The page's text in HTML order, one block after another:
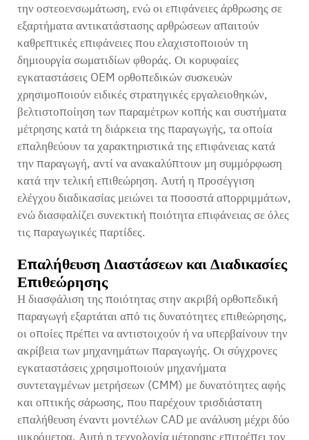
την οστεοενσωμάτωση, ενώ οι επιφάνειες άρθρωσης σε
εξαρτήματα αντικατάστασης αρθρώσεων απαιτούν
καθρεπτικές επιφάνειες που ελαχιστοποιούν τη
δημιουργία σωματιδίων φθοράς. Οι κορυφαίες
εγκαταστάσεις OEM ορθοπεδικών συσκευών
χρησιμοποιούν ειδικές στρατηγικές εργαλειοθηκών,
βελτιστοποίηση των παραμέτρων κοπής και συστήματα
μέτρησης κατά τη διάρκεια της παραγωγής, τα οποία
επαληθεύουν τα χαρακτηριστικά της επιφάνειας κατά
την παραγωγή, αντί να ανακαλύπτουν μη συμμόρφωση
κατά την τελική επιθεώρηση. Αυτή η προσέγγιση
ελέγχου διαδικασίας μειώνει τα ποσοστά απορριμμάτων,
ενώ διασφαλίζει συνεκτική ποιότητα επιφάνειας σε όλες
τις παραγωγικές παρτίδες.
Επαλήθευση Διαστάσεων και Διαδικασίες
Επιθεώρησης
Η διασφάλιση της ποιότητας στην ακριβή ορθοπεδική
παραγωγή εξαρτάται από τις δυνατότητες επιθεώρησης,
οι οποίες πρέπει να αντιστοιχούν ή να υπερβαίνουν την
ακρίβεια των μηχανημάτων παραγωγής. Οι σύγχρονες
εγκαταστάσεις χρησιμοποιούν μηχανήματα
συντεταγμένων μετρήσεων (CMM) με δυνατότητες αφής
και οπτικής σάρωσης, που παρέχουν τρισδιάστατη
επαλήθευση έναντι μοντέλων CAD με ανάλυση μέχρι δύο
μικρόμετρα. Αυτή η τεχνολογία μέτρησης επιτρέπει τον